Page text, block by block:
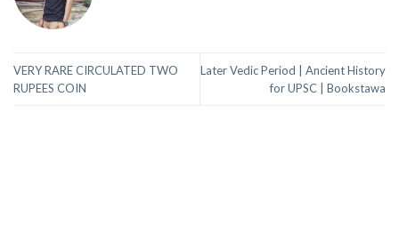
VERY RARE CIRCULATED TWO
RUPEES COIN
Later Vedic Period | Ancient History
for UPSC | Bookstawa